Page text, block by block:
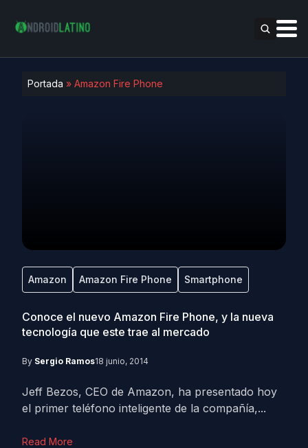
Portada » Amazon Fire Phone
Amazon Amazon Fire Phone Smartphone
Conoce el nuevo Amazon Fire Phone, y la nueva
tecnología que este trae al mercado
By Sergio Ramos18 junio, 2014
Jeff Bezos, CEO de Amazon, ha presentado hoy
el primer teléfono inteligente de la compañía,...
Read More